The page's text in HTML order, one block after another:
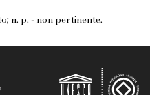
n. p. - non pertinente.